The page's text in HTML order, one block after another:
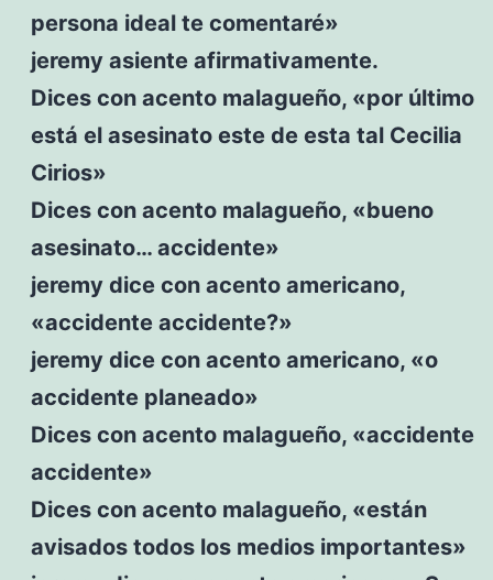
persona ideal te comentaré»
jeremy asiente afirmativamente.
Dices con acento malagueño, «por último
está el asesinato este de esta tal Cecilia
Cirios»
Dices con acento malagueño, «bueno
asesinato… accidente»
jeremy dice con acento americano,
«accidente accidente?»
jeremy dice con acento americano, «o
accidente planeado»
Dices con acento malagueño, «accidente
accidente»
Dices con acento malagueño, «están
avisados todos los medios importantes»